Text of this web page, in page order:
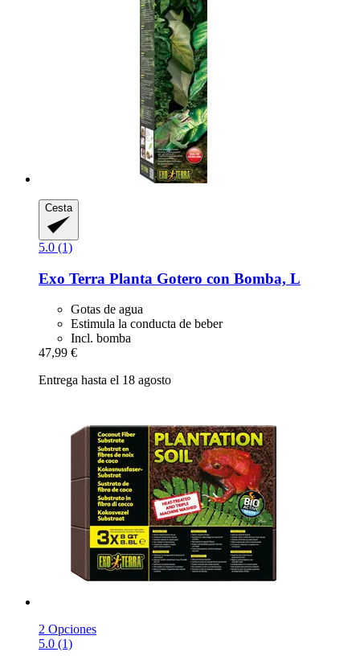
Cesta
5.0 (1)
Exo Terra Planta Gotero con Bomba, L
Gotas de agua
Estimula la conducta de beber
Incl. bomba
47,99 €
Entrega hasta el 18 agosto
2 Opciones
5.0 (1)